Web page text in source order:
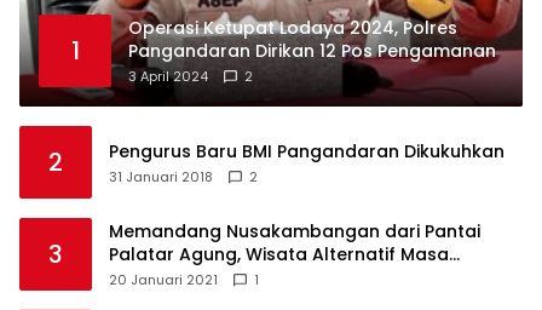
1
Operasi Ketupat Lodaya 2024, Polres
Pangandaran Dirikan 12 Pos Pengamanan
3 April 2024 2
2 Pengurus Baru BMI Pangandaran Dikukuhkan
31 Januari 2018 2
3
Memandang Nusakambangan dari Pantai
Palatar Agung, Wisata Alternatif Masa
Pandemi
20 Januari 2021 1